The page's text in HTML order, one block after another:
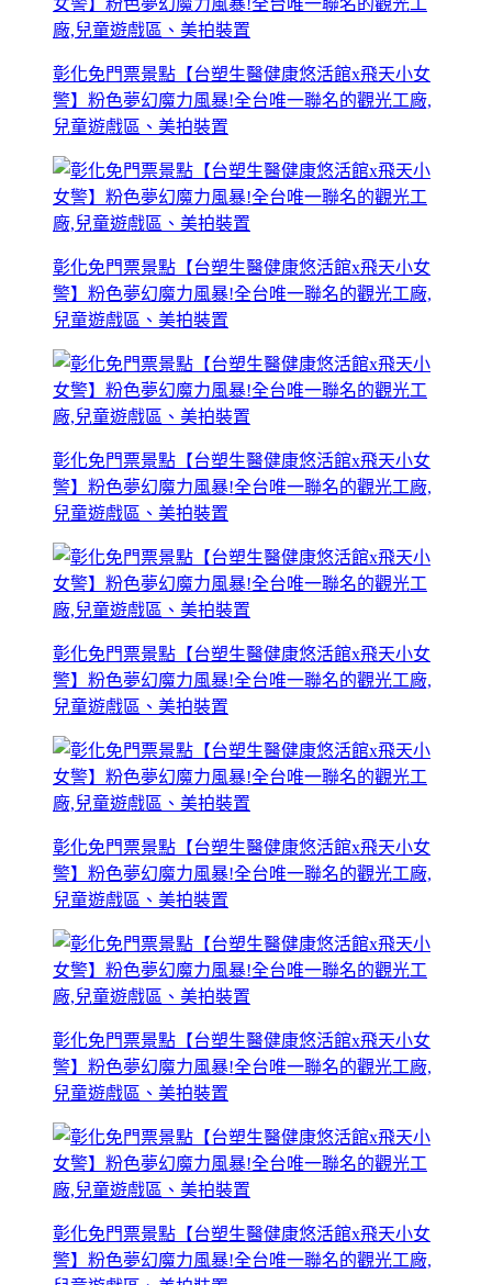
彰化免門票景點【台塑生醫健康悠活館x飛天小女
警】粉色夢幻魔力風暴!全台唯一聯名的觀光工廠,
兒童遊戲區、美拍裝置
彰化免門票景點【台塑生醫健康悠活館x飛天小女
警】粉色夢幻魔力風暴!全台唯一聯名的觀光工廠,
兒童遊戲區、美拍裝置
彰化免門票景點【台塑生醫健康悠活館x飛天小女
警】粉色夢幻魔力風暴!全台唯一聯名的觀光工廠,
兒童遊戲區、美拍裝置
彰化免門票景點【台塑生醫健康悠活館x飛天小女
警】粉色夢幻魔力風暴!全台唯一聯名的觀光工廠,
兒童遊戲區、美拍裝置
彰化免門票景點【台塑生醫健康悠活館x飛天小女
警】粉色夢幻魔力風暴!全台唯一聯名的觀光工廠,
兒童遊戲區、美拍裝置
彰化免門票景點【台塑生醫健康悠活館x飛天小女
警】粉色夢幻魔力風暴!全台唯一聯名的觀光工廠,
兒童遊戲區、美拍裝置
彰化免門票景點【台塑生醫健康悠活館x飛天小女
警】粉色夢幻魔力風暴!全台唯一聯名的觀光工廠,